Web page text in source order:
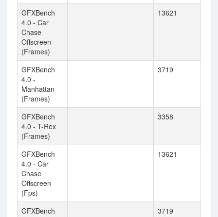
GFXBench
4.0 - Car
Chase
Offscreen
(Frames)
13621
GFXBench
4.0 -
Manhattan
(Frames)
3719
GFXBench
4.0 - T-Rex
(Frames)
3358
GFXBench
4.0 - Car
Chase
Offscreen
(Fps)
13621
GFXBench
3719